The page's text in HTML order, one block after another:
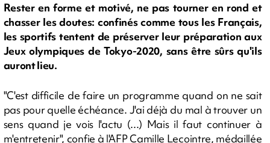
Rester en forme et motivé, ne pas tourner en rond et
chasser les doutes: confinés comme tous les Français,
les sportifs tentent de préserver leur préparation aux
Jeux olympiques de Tokyo-2020, sans être sûrs qu'ils
auront lieu.
"C'est difficile de faire un programme quand on ne sait
pas pour quelle échéance. J'ai déjà du mal à trouver un
sens quand je vois l'actu (...) Mais il faut continuer à
m'entretenir", confie à l'AFP Camille Lecointre, médaillée